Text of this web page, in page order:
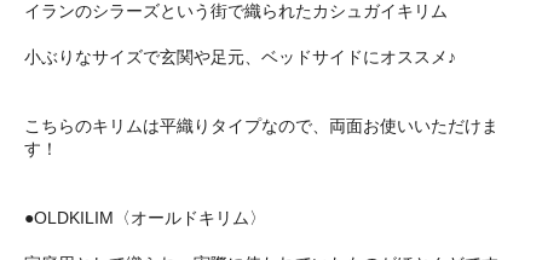
イランのシラーズという街で織られたカシュガイキリム
小ぶりなサイズで玄関や足元、ベッドサイドにオススメ♪
こちらのキリムは平織りタイプなので、両面お使いいただけま
す！
●OLDKILIM〈オールドキリム〉